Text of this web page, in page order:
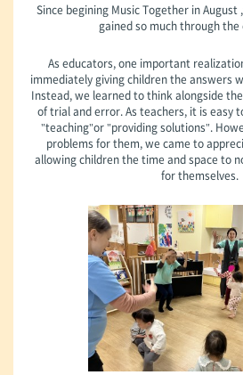
Since begining Music Together in August
gained so much through the
As educators, one important
immediately giving children the answers
Instead, we learned to think alongside
of trial and error. As teachers, it is easy
"teaching"or "providing solutions".
problems for them, we came to
allowing children the time and space to
for themselves.